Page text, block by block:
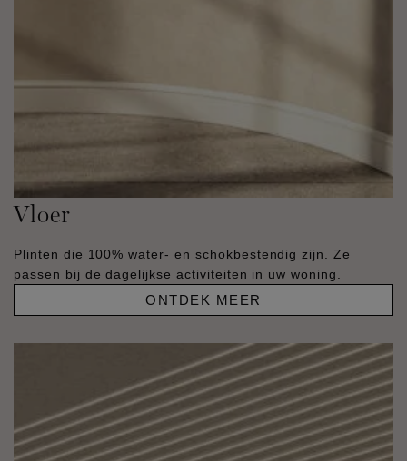
Vloer
Plinten die 100% water- en schokbestendig zijn. Ze
passen bij de dagelijkse activiteiten in uw woning.
ONTDEK MEER